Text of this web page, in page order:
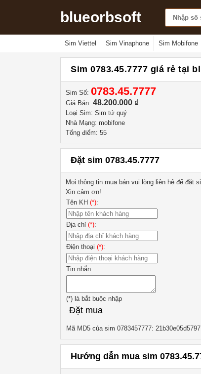
blueorbsoft
Sim Viettel Sim Vinaphone Sim Mobifone
Sim 0783.45.7777 giá rẻ tại
Sim Số: 0783.45.7777
Giá Bán: 48.200.000 ₫
Loại Sim: Sim tứ quý
Nhà Mạng: mobifone
Tổng điểm: 55
Đặt sim 0783.45.7777
Mọi thông tin mua bán vui lòng liên hệ để đặt
Xin cảm ơn!
Tên KH (*):
Địa chỉ (*):
Điện thoại (*):
Tin nhắn
(*) là bắt buộc nhập
Đặt mua
Mã MD5 của sim 0783457777:
Hướng dẫn mua sim